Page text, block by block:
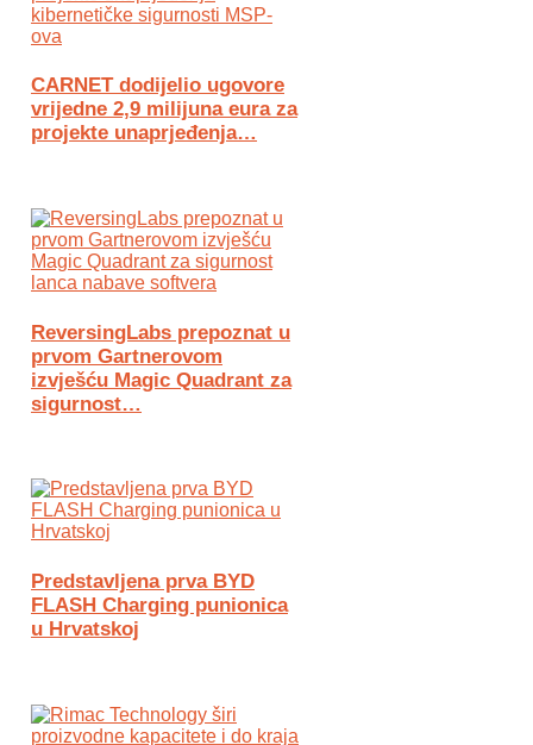
CARNET dodijelio ugovore
vrijedne 2,9 milijuna eura za
projekte unaprjeđenja…
ReversingLabs prepoznat u
prvom Gartnerovom
izvješću Magic Quadrant za
sigurnost…
Predstavljena prva BYD
FLASH Charging punionica
u Hrvatskoj